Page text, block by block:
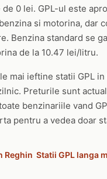
de 0 lei. GPL-ul este
si motorina, dar
Benzina standard se
de la 10.47 lei/litru.
mai ieftine statii GPL
Preturile sunt
benzinariile vand
pentru a vedea doar
Reghin Statii GPL langa